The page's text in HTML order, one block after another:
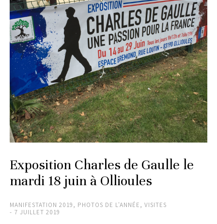
Exposition Charles de Gaulle le
mardi 18 juin à Ollioules
MANIFESTATION 2019, PHOTOS DE L'ANNÉE, VISITES
7 JUILLET 2019